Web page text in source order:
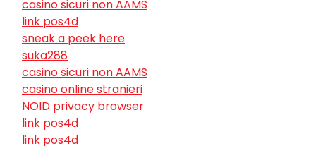
casino sicuri non AAMS
link pos4d
sneak a peek here
suka288
casino sicuri non AAMS
casino online stranieri
NOID privacy browser
link pos4d
link pos4d